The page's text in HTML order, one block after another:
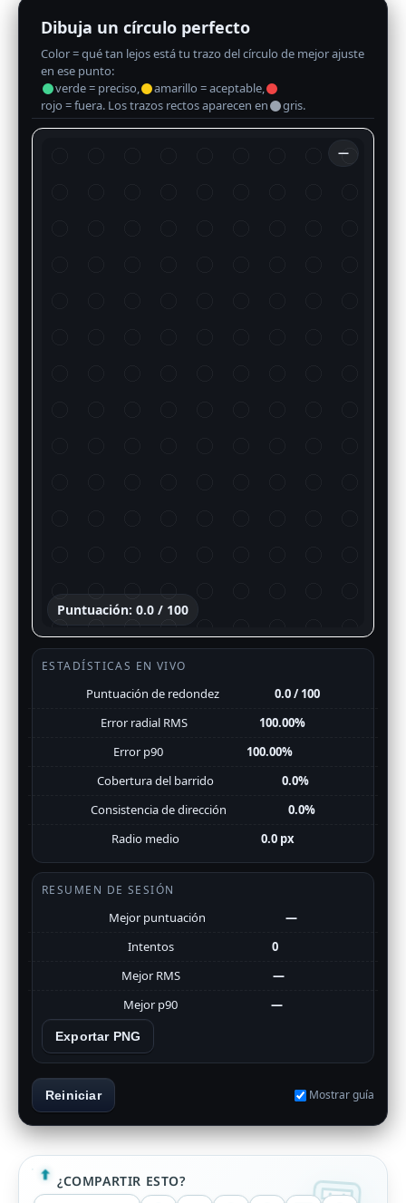
Dibuja un círculo perfecto
Color = qué tan lejos está tu trazo del círculo de mejor ajuste
en ese punto:
verde = preciso,
amarillo = aceptable,
rojo = fuera. Los trazos rectos aparecen en
gris.
Puntuación: 0.0 / 100
—
ESTADÍSTICAS EN VIVO
Puntuación de redondez
0.0 / 100
Error radial RMS
100.00%
Error p90
100.00%
Cobertura del barrido
0.0%
Consistencia de dirección
0.0%
Radio medio
0.0 px
RESUMEN DE SESIÓN
Mejor puntuación
—
Intentos
0
Mejor RMS
—
Mejor p90
—
Exportar PNG
Reiniciar Mostrar guía
¿COMPARTIR ESTO?